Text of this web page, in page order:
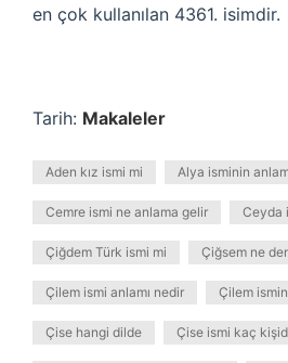
en çok kullanılan 4361. isimdir.
Tarih: Makaleler
Aden kız ismi mi Alya isminin
Cemre ismi ne anlama gelir Ceyda
Çiğdem Türk ismi mi Çiğsem ne
Çilem ismi anlamı nedir Çilem
Çise hangi dilde Çise ismi kaç